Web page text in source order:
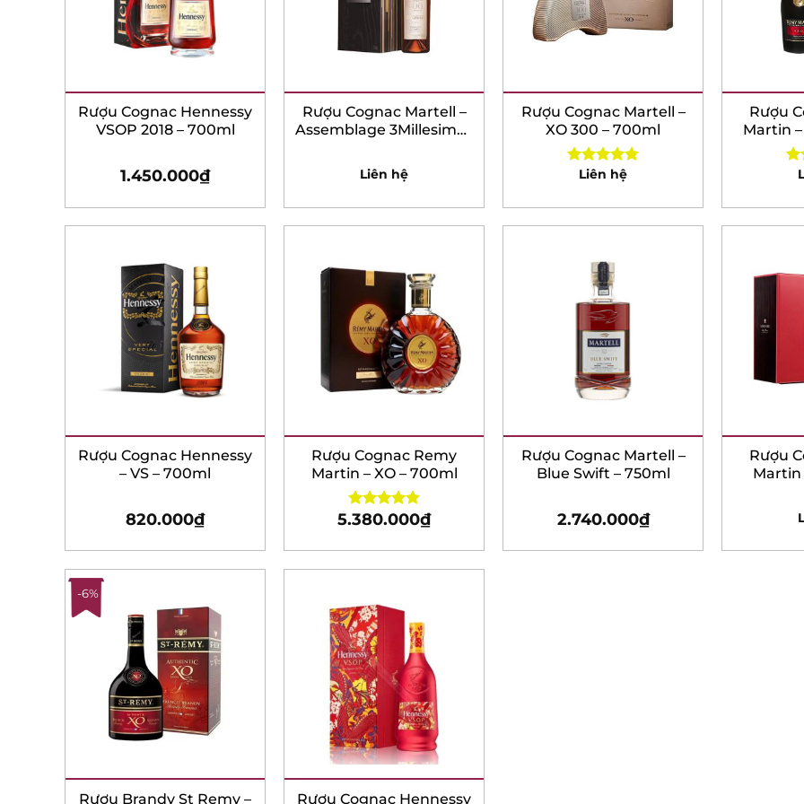
Rượu Cognac Hennessy
VSOP 2018 – 700ml
1.450.000₫
Rượu Cognac Martell –
Assemblage 3Millesimes
Liên hệ
Rượu Cognac Martell –
XO 300 – 700ml
Rated4.80
Liên hệ
Rượu
Martin –
Rượu Cognac Hennessy
– VS – 700ml
820.000₫
Rượu Cognac Remy
Martin – XO – 700ml
Rated4.85
5.380.000₫
Rượu Cognac Martell –
Blue Swift – 750ml
2.740.000₫
Rượu
Martin
-6%
Rượu Brandy St Remy – Rượu Cognac Hennessy